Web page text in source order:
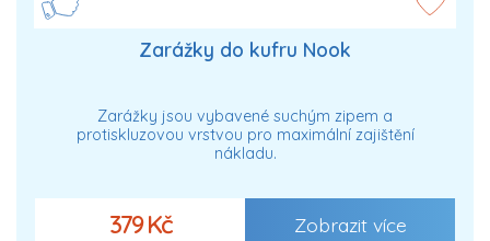
Zarážky do kufru Nook
Zarážky jsou vybavené suchým zipem a
protiskluzovou vrstvou pro maximální zajištění
nákladu.
379 Kč Zobrazit více